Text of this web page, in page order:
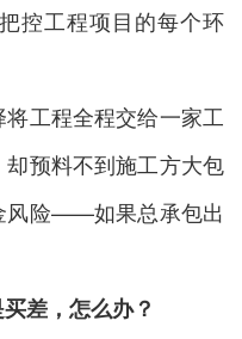
控工程项目的每个环
工程全程交给一家工
预料不到施工方大包
风险——如果总承包出
买差 ，怎么办？